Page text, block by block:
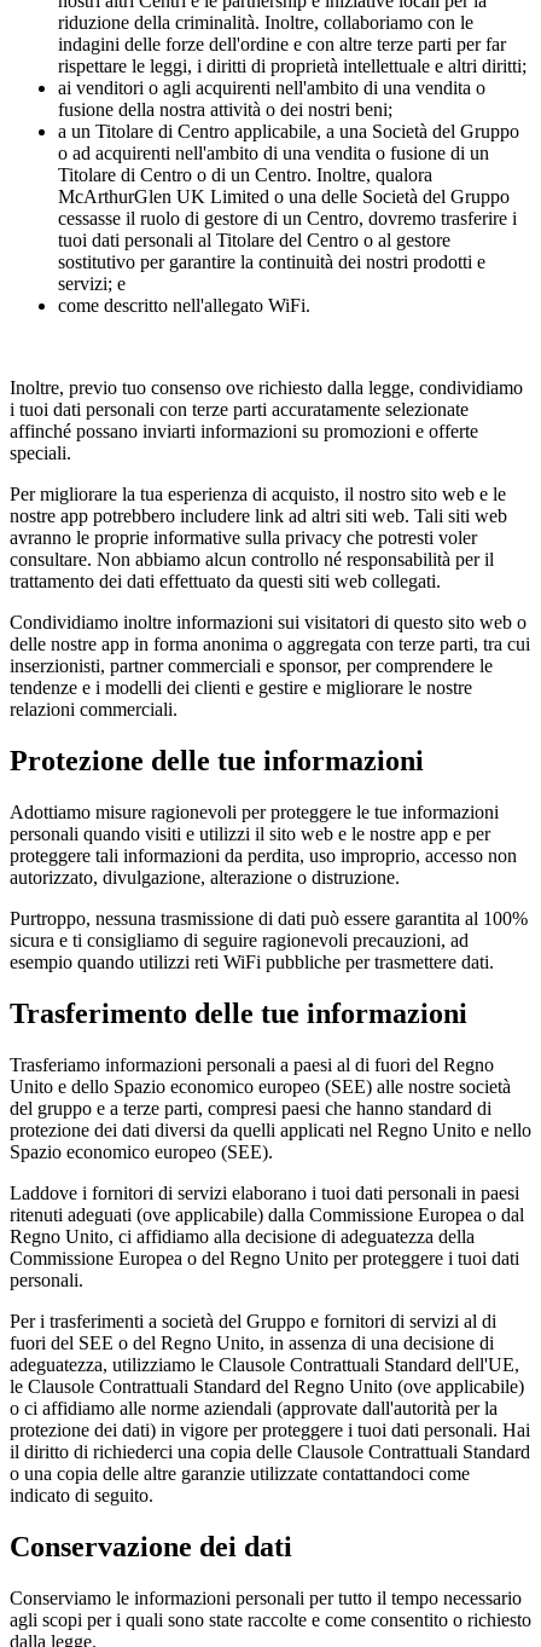
riduzione della criminalità. Inoltre, collaboriamo con le
indagini delle forze dell'ordine e con altre terze parti per far
rispettare le leggi, i diritti di proprietà intellettuale e altri diritti;
ai venditori o agli acquirenti nell'ambito di una vendita o
fusione della nostra attività o dei nostri beni;
a un Titolare di Centro applicabile, a una Società del Gruppo
o ad acquirenti nell'ambito di una vendita o fusione di un
Titolare di Centro o di un Centro. Inoltre, qualora
McArthurGlen UK Limited o una delle Società del Gruppo
cessasse il ruolo di gestore di un Centro, dovremo trasferire i
tuoi dati personali al Titolare del Centro o al gestore
sostitutivo per garantire la continuità dei nostri prodotti e
servizi; e
come descritto nell'allegato WiFi.
Inoltre, previo tuo consenso ove richiesto dalla legge, condividiamo
i tuoi dati personali con terze parti accuratamente selezionate
affinché possano inviarti informazioni su promozioni e offerte
speciali.
Per migliorare la tua esperienza di acquisto, il nostro sito web e le
nostre app potrebbero includere link ad altri siti web. Tali siti web
avranno le proprie informative sulla privacy che potresti voler
consultare. Non abbiamo alcun controllo né responsabilità per il
trattamento dei dati effettuato da questi siti web collegati.
Condividiamo inoltre informazioni sui visitatori di questo sito web o
delle nostre app in forma anonima o aggregata con terze parti, tra cui
inserzionisti, partner commerciali e sponsor, per comprendere le
tendenze e i modelli dei clienti e gestire e migliorare le nostre
relazioni commerciali.
Protezione delle tue informazioni
Adottiamo misure ragionevoli per proteggere le tue informazioni
personali quando visiti e utilizzi il sito web e le nostre app e per
proteggere tali informazioni da perdita, uso improprio, accesso non
autorizzato, divulgazione, alterazione o distruzione.
Purtroppo, nessuna trasmissione di dati può essere garantita al 100%
sicura e ti consigliamo di seguire ragionevoli precauzioni, ad
esempio quando utilizzi reti WiFi pubbliche per trasmettere dati.
Trasferimento delle tue informazioni
Trasferiamo informazioni personali a paesi al di fuori del Regno
Unito e dello Spazio economico europeo (SEE) alle nostre società
del gruppo e a terze parti, compresi paesi che hanno standard di
protezione dei dati diversi da quelli applicati nel Regno Unito e nello
Spazio economico europeo (SEE).
Laddove i fornitori di servizi elaborano i tuoi dati personali in paesi
ritenuti adeguati (ove applicabile) dalla Commissione Europea o dal
Regno Unito, ci affidiamo alla decisione di adeguatezza della
Commissione Europea o del Regno Unito per proteggere i tuoi dati
personali.
Per i trasferimenti a società del Gruppo e fornitori di servizi al di
fuori del SEE o del Regno Unito, in assenza di una decisione di
adeguatezza, utilizziamo le Clausole Contrattuali Standard dell'UE,
le Clausole Contrattuali Standard del Regno Unito (ove applicabile)
o ci affidiamo alle norme aziendali (approvate dall'autorità per la
protezione dei dati) in vigore per proteggere i tuoi dati personali. Hai
il diritto di richiederci una copia delle Clausole Contrattuali Standard
o una copia delle altre garanzie utilizzate contattandoci come
indicato di seguito.
Conservazione dei dati
Conserviamo le informazioni personali per tutto il tempo necessario
agli scopi per i quali sono state raccolte e come consentito o richiesto
dalla legge.